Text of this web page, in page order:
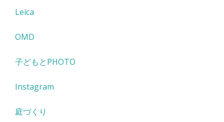
Leica
OMD
子どもとPHOTO
Instagram
庭づくり